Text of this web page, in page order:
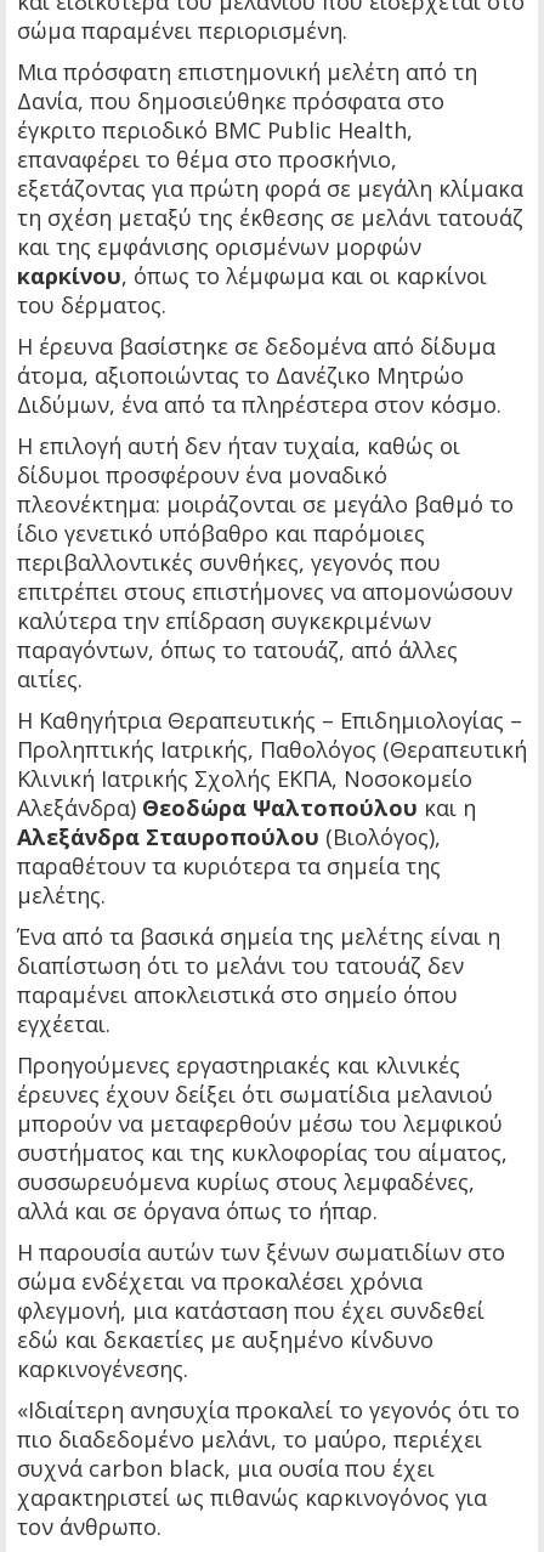
σώμα παραμένει περιορισμένη.
Μια πρόσφατη επιστημονική μελέτη από τη
Δανία, που δημοσιεύθηκε πρόσφατα στο
έγκριτο περιοδικό BMC Public Health,
επαναφέρει το θέμα στο προσκήνιο,
εξετάζοντας για πρώτη φορά σε μεγάλη κλίμακα
τη σχέση μεταξύ της έκθεσης σε μελάνι τατουάζ
και της εμφάνισης ορισμένων μορφών
καρκίνου, όπως το λέμφωμα και οι καρκίνοι
του δέρματος.
Η έρευνα βασίστηκε σε δεδομένα από δίδυμα
άτομα, αξιοποιώντας το Δανέζικο Μητρώο
Διδύμων, ένα από τα πληρέστερα στον κόσμο.
Η επιλογή αυτή δεν ήταν τυχαία, καθώς οι
δίδυμοι προσφέρουν ένα μοναδικό
πλεονέκτημα: μοιράζονται σε μεγάλο βαθμό το
ίδιο γενετικό υπόβαθρο και παρόμοιες
περιβαλλοντικές συνθήκες, γεγονός που
επιτρέπει στους επιστήμονες να απομονώσουν
καλύτερα την επίδραση συγκεκριμένων
παραγόντων, όπως το τατουάζ, από άλλες
αιτίες.
Η Καθηγήτρια Θεραπευτικής – Επιδημιολογίας –
Προληπτικής Ιατρικής, Παθολόγος (Θεραπευτική
Κλινική Ιατρικής Σχολής ΕΚΠΑ, Νοσοκομείο
Αλεξάνδρα) Θεοδώρα Ψαλτοπούλου και η
Αλεξάνδρα Σταυροπούλου (Βιολόγος),
παραθέτουν τα κυριότερα τα σημεία της
μελέτης.
Ένα από τα βασικά σημεία της μελέτης είναι η
διαπίστωση ότι το μελάνι του τατουάζ δεν
παραμένει αποκλειστικά στο σημείο όπου
εγχέεται.
Προηγούμενες εργαστηριακές και κλινικές
έρευνες έχουν δείξει ότι σωματίδια μελανιού
μπορούν να μεταφερθούν μέσω του λεμφικού
συστήματος και της κυκλοφορίας του αίματος,
συσσωρευόμενα κυρίως στους λεμφαδένες,
αλλά και σε όργανα όπως το ήπαρ.
Η παρουσία αυτών των ξένων σωματιδίων στο
σώμα ενδέχεται να προκαλέσει χρόνια
φλεγμονή, μια κατάσταση που έχει συνδεθεί
εδώ και δεκαετίες με αυξημένο κίνδυνο
καρκινογένεσης.
«Ιδιαίτερη ανησυχία προκαλεί το γεγονός ότι το
πιο διαδεδομένο μελάνι, το μαύρο, περιέχει
συχνά carbon black, μια ουσία που έχει
χαρακτηριστεί ως πιθανώς καρκινογόνος για
τον άνθρωπο.